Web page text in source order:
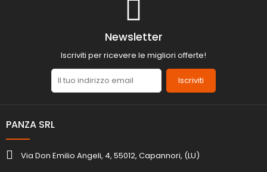
Newsletter
Iscriviti per ricevere le migliori offerte!
Iscriviti
PANZA SRL
Via Don Emilio Angeli, 4, 55012, Capannori, (LU)